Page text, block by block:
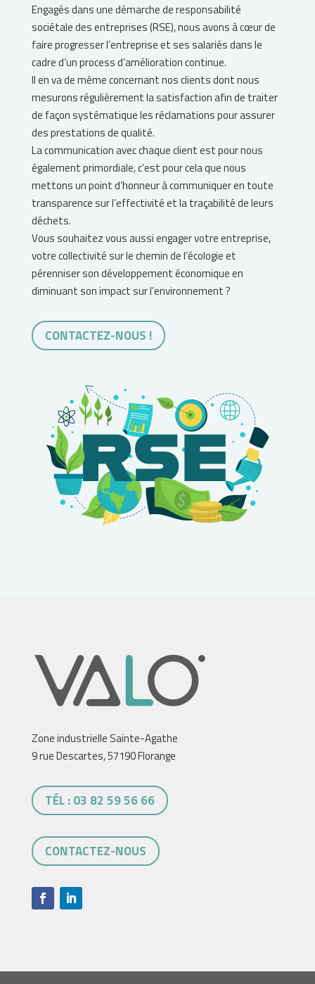
Engagés dans une démarche de responsabilité
sociétale des entreprises (RSE), nous avons à cœur de
faire progresser l’entreprise et ses salariés dans le
cadre d’un process d’amélioration continue.
Il en va de même concernant nos clients dont nous
mesurons régulièrement la satisfaction afin de traiter
de façon systématique les réclamations pour assurer
des prestations de qualité.
La communication avec chaque client est pour nous
également primordiale, c’est pour cela que nous
mettons un point d’honneur à communiquer en toute
transparence sur l’effectivité et la traçabilité de leurs
déchets.
Vous souhaitez vous aussi engager votre entreprise,
votre collectivité sur le chemin de l’écologie et
pérenniser son développement économique en
diminuant son impact sur l’environnement ?
CONTACTEZ-NOUS !
Zone industrielle Sainte-Agathe
9 rue Descartes, 57190 Florange
TÉL : 03 82 59 56 66
CONTACTEZ-NOUS